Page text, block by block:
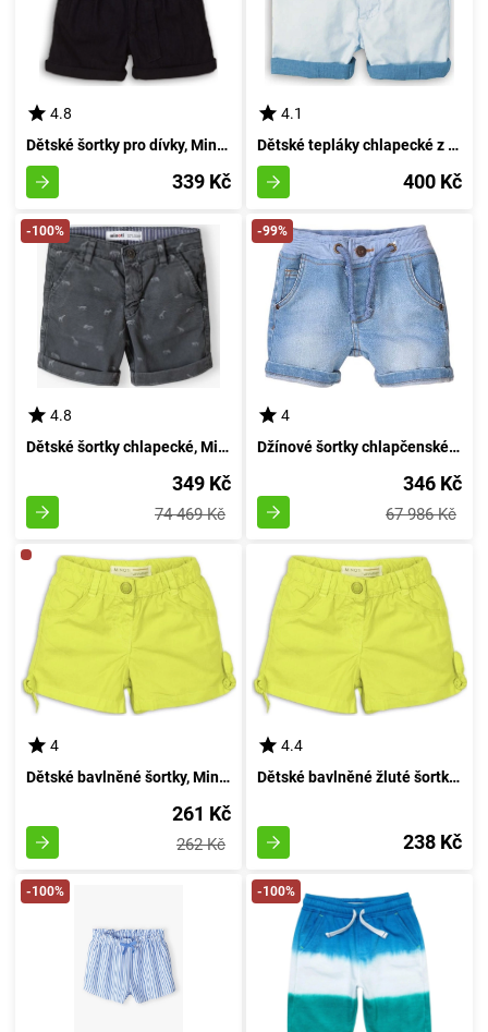
4.8
Dětské šortky pro dívky, Minoti, Nautical 1, temně modré - velikost 152/158 | pro věk 12/13 let
339 Kč
4.1
Dětské tepláky chlapecké z bavlny, značky Minoti, model Salt 6, světle modré barvy - velikost 152/158 | pro věk 12/13 let
400 Kč
-100%
4.8
Dětské šortky chlapecké, Minoti, baboon 3, Kluk - 98/104 | 3/4let
349 Kč
74 469 Kč
-99%
4
Džínové šortky chlapčenské, Minoti, Vacay 8, modré - velikost 98/104 | 3/4let
346 Kč
67 986 Kč
4
Dětské bavlněné šortky, Minoti, 2KRÁTKÉ 1, žluté - 152/158 | pro 12/13let
261 Kč
262 Kč
4.4
Dětské bavlněné žluté šortky, Minoti, velikost 98/104 | pro věk 3-4 let
238 Kč
-100% -100%